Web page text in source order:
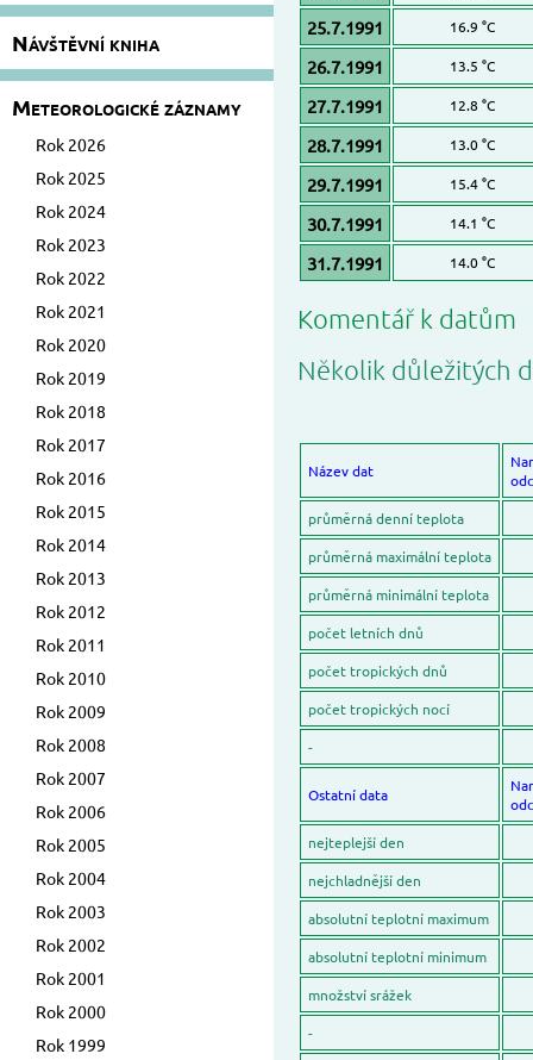
Návštěvní kniha
Meteorologické záznamy
Rok 2026
Rok 2025
Rok 2024
Rok 2023
Rok 2022
Rok 2021
Rok 2020
Rok 2019
Rok 2018
Rok 2017
Rok 2016
Rok 2015
Rok 2014
Rok 2013
Rok 2012
Rok 2011
Rok 2010
Rok 2009
Rok 2008
Rok 2007
Rok 2006
Rok 2005
Rok 2004
Rok 2003
Rok 2002
Rok 2001
Rok 2000
Rok 1999
25.7.1991 16.9 °C
26.7.1991 13.5 °C
27.7.1991 12.8 °C
28.7.1991 13.0 °C
29.7.1991 15.4 °C
30.7.1991 14.1 °C
31.7.1991 14.0 °C
Komentář k datům
Několik důležitých
Název dat
průměrná denní teplota
průměrná maximální teplota
průměrná minimální teplota
počet letních dnů
počet tropických dnů
počet tropických nocí
-
Ostatní data
nejteplejší den
nejchladnější den
absolutní teplotní maximum
absolutní teplotní minimum
množství srážek
-